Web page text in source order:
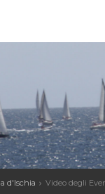
d'Ischia Video degli